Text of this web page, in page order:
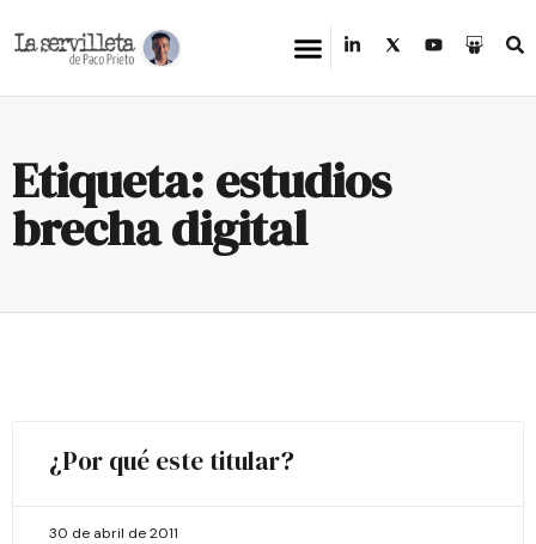
Etiqueta: estudios
brecha digital
¿Por qué este titular?
30 de abril de 2011